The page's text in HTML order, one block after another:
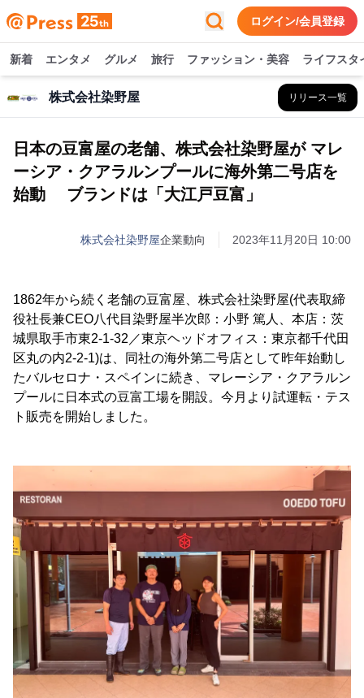
ログイン/会員登録
新着 エンタメ グルメ 旅行 ファッション・美容 ライフスタ
株式会社染野屋 リリース一覧
日本の豆富屋の老舗、株式会社染野屋が マレ
ーシア・クアラルンプールに海外第二号店を
始動 ブランドは「大江戸豆富」
株式会社染野屋企業動向 2023年11月20日 10:00
1862年から続く老舗の豆富屋、株式会社染野屋(代表取締
役社長兼CEO八代目染野屋半次郎：小野 篤人、本店：茨
城県取手市東2-1-32／東京ヘッドオフィス：東京都千代田
区丸の内2-2-1)は、同社の海外第二号店として昨年始動し
たバルセロナ・スペインに続き、マレーシア・クアラルン
プールに日本式の豆富工場を開設。今月より試運転・テス
ト販売を開始しました。